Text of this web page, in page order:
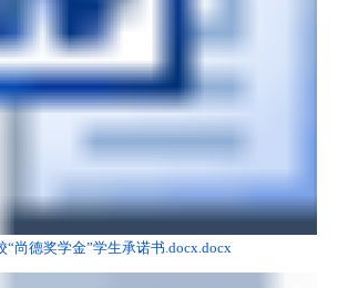
“尚德奖学金”学生承诺书.docx.docx